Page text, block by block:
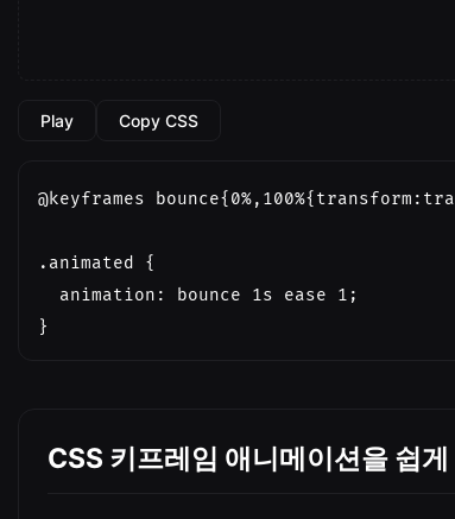
Play Copy CSS
@keyframes
.animated {
}
CSS 키프레임 애니메이션을 쉽